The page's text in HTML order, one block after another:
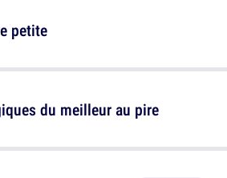
petite
du meilleur au pire